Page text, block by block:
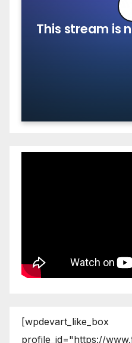
[wpdevart_like_box
profile_id="https://